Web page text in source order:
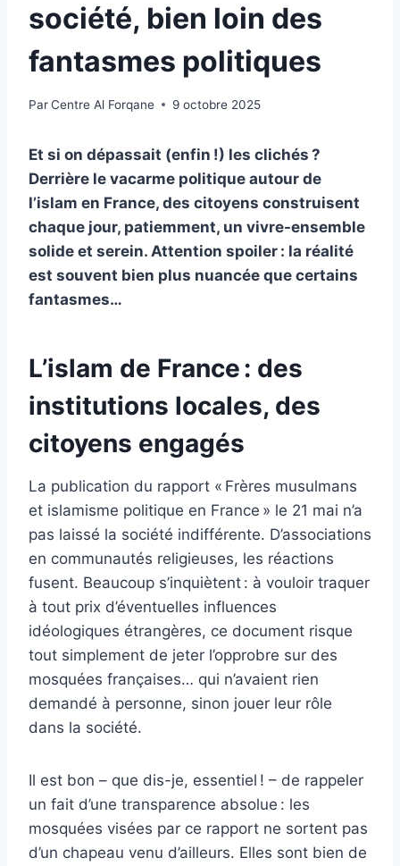
société, bien loin des
fantasmes politiques
ParCentre Al Forqane 9 octobre 2025
Et si on dépassait (enfin !) les clichés ?
Derrière le vacarme politique autour de
l’islam en France, des citoyens construisent
chaque jour, patiemment, un vivre-ensemble
solide et serein. Attention spoiler : la réalité
est souvent bien plus nuancée que certains
fantasmes…
L’islam de France : des
institutions locales, des
citoyens engagés
La publication du rapport « Frères musulmans
et islamisme politique en France » le 21 mai n’a
pas laissé la société indifférente. D’associations
en communautés religieuses, les réactions
fusent. Beaucoup s’inquiètent : à vouloir traquer
à tout prix d’éventuelles influences
idéologiques étrangères, ce document risque
tout simplement de jeter l’opprobre sur des
mosquées françaises… qui n’avaient rien
demandé à personne, sinon jouer leur rôle
dans la société.
Il est bon – que dis-je, essentiel ! – de rappeler
un fait d’une transparence absolue : les
mosquées visées par ce rapport ne sortent pas
d’un chapeau venu d’ailleurs. Elles sont bien de